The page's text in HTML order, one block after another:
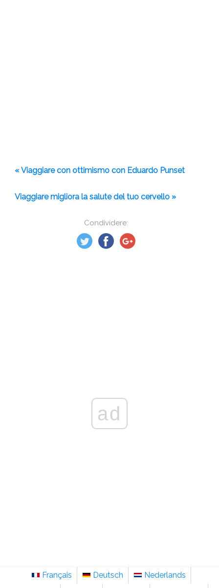
Condividere:
« Viaggiare con ottimismo con Eduardo Punset
Viaggiare migliora la salute del tuo cervello »
ad
Français Deutsch
Nederlands